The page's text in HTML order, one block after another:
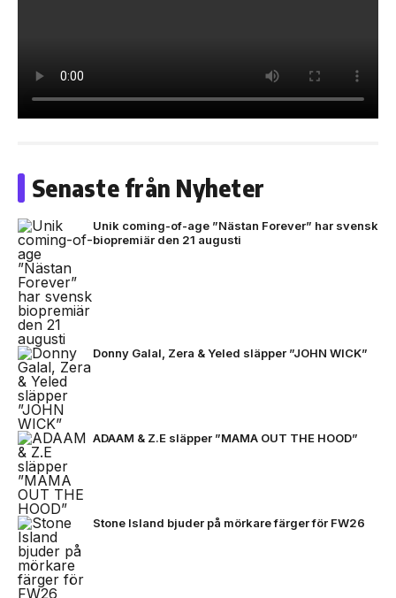
Senaste från Nyheter
Unik coming-of-age ”Nästan Forever” har svensk
biopremiär den 21 augusti
Donny Galal, Zera & Yeled släpper ”JOHN WICK”
ADAAM & Z.E släpper ”MAMA OUT THE HOOD”
Stone Island bjuder på mörkare färger för FW26